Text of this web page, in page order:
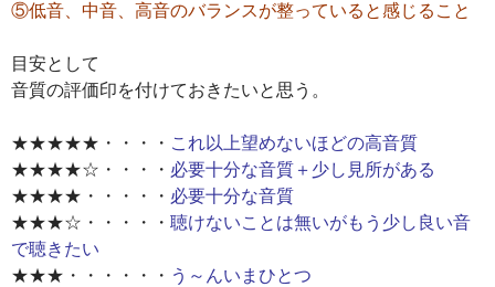
⑤低音、中音、高音のバランスが整っていると感じること
目安として
音質の評価印を付けておきたいと思う。
★★★★★・・・・ これ以上望めないほどの高音質
★★★★☆・・・・ 必要十分な音質＋少し見所がある
★★★★・・・・・ 必要十分な音質
★★★☆・・・・・ 聴けないことは無いがもう少し良い音
で聴きたい
★★★・・・・・・ う～んいまひとつ